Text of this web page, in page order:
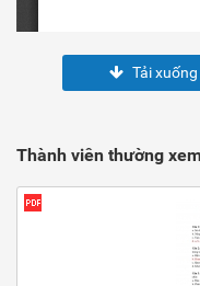
Tải
Thành viên thường